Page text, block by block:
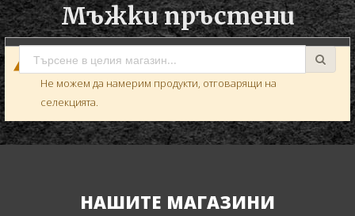
Мъжки пръстени
Не можем да намерим продукти, отговарящи на
селекцията.
НАШИТЕ МАГАЗИНИ